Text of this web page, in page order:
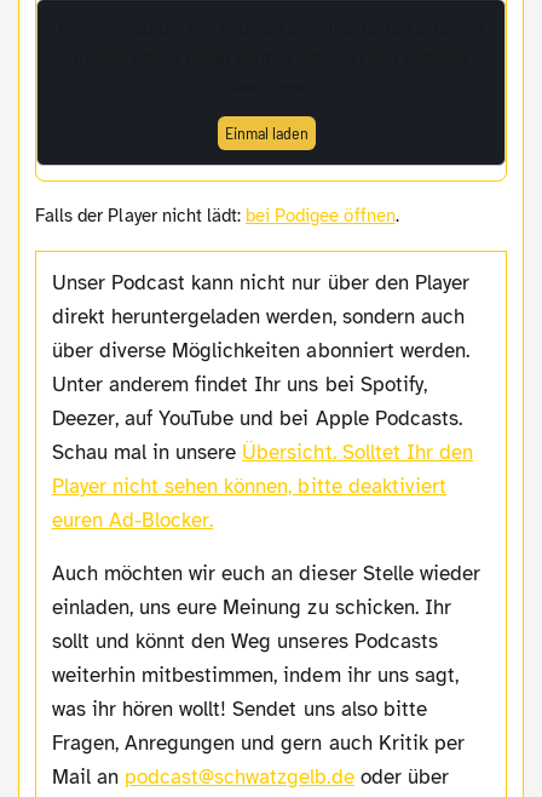
Einmal laden
Falls der Player nicht lädt: bei Podigee öffnen.
Unser Podcast kann nicht nur über den Player
direkt heruntergeladen werden, sondern auch
über diverse Möglichkeiten abonniert werden.
Unter anderem findet Ihr uns bei Spotify,
Deezer, auf YouTube und bei Apple Podcasts.
Schau mal in unsere Übersicht.Solltet Ihr den
Player nicht sehen können, bitte deaktiviert
euren Ad-Blocker.
Auch möchten wir euch an dieser Stelle wieder
einladen, uns eure Meinung zu schicken. Ihr
sollt und könnt den Weg unseres Podcasts
weiterhin mitbestimmen, indem ihr uns sagt,
was ihr hören wollt! Sendet uns also bitte
Fragen, Anregungen und gern auch Kritik per
Mail an podcast@schwatzgelb.deoder über